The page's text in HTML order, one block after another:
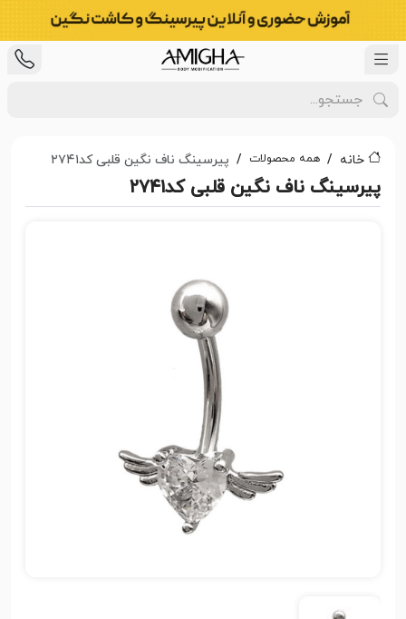
خانه همه محصولات پیرسینگ ناف نگین قلبی کد۲۷۴۱
پیرسینگ ناف نگین قلبی کد۲۷۴۱